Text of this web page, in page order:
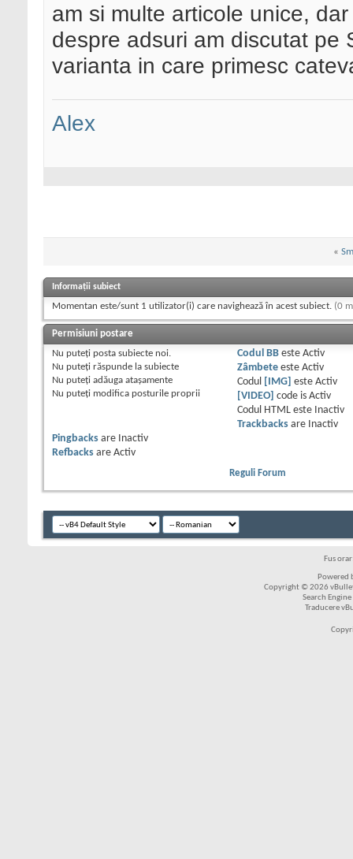
am si multe articole unice,
despre adsuri am discutat pe
varianta in care primesc
Alex
«
Informații subiect
Momentan este/sunt 1 utilizator(i) care navighează în acest subiect. (0
Permisiuni postare
Nu puteţi posta subiecte noi.
Nu puteţi răspunde la subiecte
Nu puteţi adăuga ataşamente
Nu puteţi modifica posturile proprii
Codul BBeste Activ
Zâmbeteeste Activ
Codul
[IMG] este Activ
[VIDEO] code is Activ
Codul HTML este
Inactiv
Trackbacksare
Inactiv
Pingbacks are
Inactiv
Refbacks are Activ
Reguli Forum
Fus
Powered
Copyright © 2026
Search
Traducere